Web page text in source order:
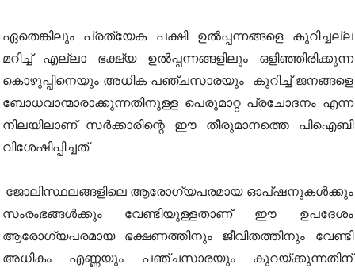
ഏതെങ്കിലും പ്രത്യേക പക്ഷി ഉൽപ്പന്നങ്ങളെ കുറിച്ചല്ല
മറിച്ച് എല്ലാ ഭക്ഷ്യ ഉൽപ്പന്നങ്ങളിലും ഒളിഞ്ഞിരിക്കുന്ന
കൊഴുപ്പിനെയും അധിക പഞ്ചസാരയും കുറിച്ച് ജനങ്ങളെ
ബോധവാന്മാരാക്കുന്നതിനുള്ള പെരുമാറ്റ പ്രചോദനം എന്ന
നിലയിലാണ് സർക്കാരിന്റെ ഈ തീരുമാനത്തെ പിഐബി
വിശേഷിപ്പിച്ചത്.
ജോലിസ്ഥലങ്ങളിലെ ആരോഗ്യപരമായ ഓപ്ഷനുകൾക്കും
സംരംഭങ്ങൾക്കും വേണ്ടിയുള്ളതാണ് ഈ ഉപദേശം
ആരോഗ്യപരമായ ഭക്ഷണത്തിനും ജീവിതത്തിനും വേണ്ടി
അധികം എണ്ണയും പഞ്ചസാരയും കുറയ്ക്കുന്നതിന്